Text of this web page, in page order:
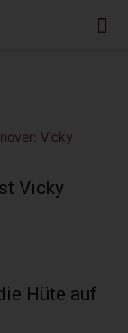
Vicky
Hüte auf